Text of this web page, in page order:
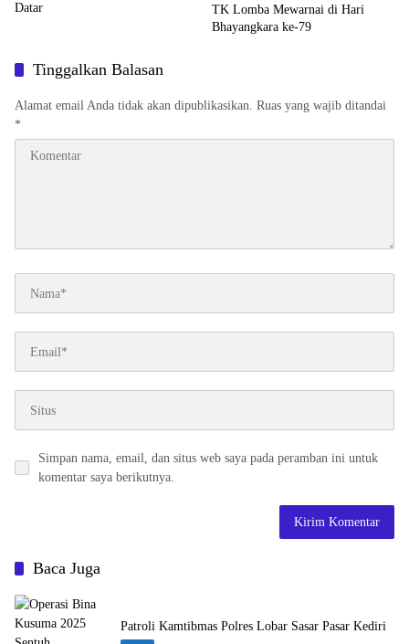
Datar
TK Lomba Mewarnai di Hari
Bhayangkara ke-79
Tinggalkan Balasan
Alamat email Anda tidak akan dipublikasikan. Ruas yang wajib ditandai
*
Simpan nama, email, dan situs web saya pada peramban ini untuk
komentar saya berikutnya.
Baca Juga
Patroli Kamtibmas Polres Lobar Sasar Pasar Kediri